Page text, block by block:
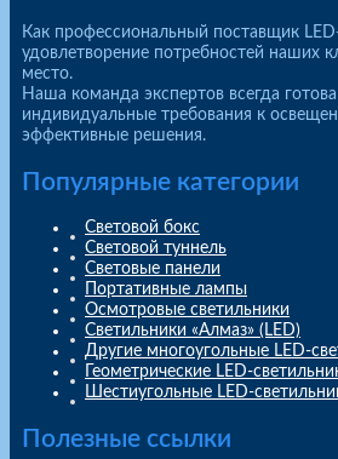
Как профессиональный поставщик
удовлетворение потребностей наших
место.
Наша команда экспертов всегда
индивидуальные требования к
эффективные решения.
Популярные категории
Световой бокс
Световой туннель
Световые панели
Портативные лампы
Осмотровые светильники
Светильники «Алмаз» (LED)
Другие многоугольные LED-
Геометрические LED-
Шестиугольные LED-
Полезные ссылки